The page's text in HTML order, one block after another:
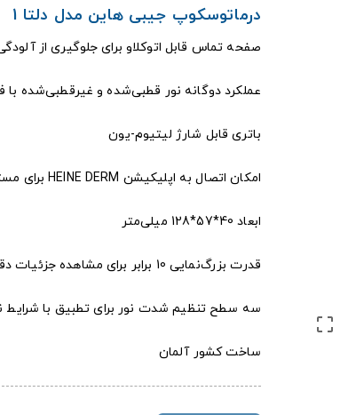

درماتوسکوپ جیبی هاین مدل دلتا 1
صفحه تماس قابل اتوکلاو برای جلوگیری از
عملکرد دوگانه نور قطبی‌شده و غیرقطبی‌شده
باتری قابل شارژ لیتیوم-یون
امکان اتصال به اپلیکیشن HEINE DERM برای مستندسازی دیجیتال و ذخیره‌سازی تصاویر
ابعاد 40*57*128 میلی‌متر
قدرت بزرگ‌نمایی 10 برابر برای مشاهده جزئیات دقیق پوست
سه سطح تنظیم شدت نور برای تطبیق با شرایط
ساخت کشور آلمان